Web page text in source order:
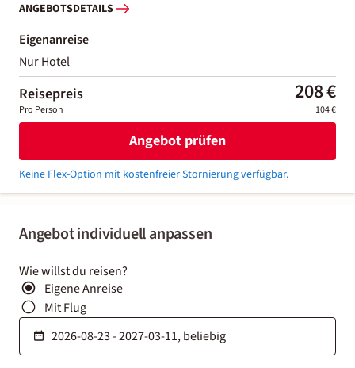
Angebot individuell anpassen
Wie willst du reisen?
Eigene Anreise
Mit Flug
ANGEBOTSDETAILS
Eigenanreise
Nur Hotel
Reisepreis 208 €
Pro Person 104 €
Angebot prüfen
Keine Flex-Option mit kostenfreier Stornierung verfügbar.